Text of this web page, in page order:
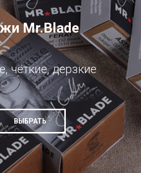
Mr.Blade
чёткие, дерзкие
ВЫБРАТЬ